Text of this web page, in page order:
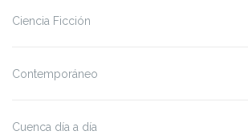
Ciencia Ficción
Contemporáneo
Cuenca día a día